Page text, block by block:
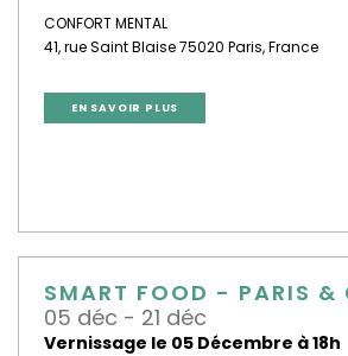
CONFORT MENTAL
41, rue Saint Blaise 75020 Paris, France
EN SAVOIR PLUS
SMART FOOD - PARIS &
05 déc - 21 déc
Vernissage le 05 Décembre à 18h